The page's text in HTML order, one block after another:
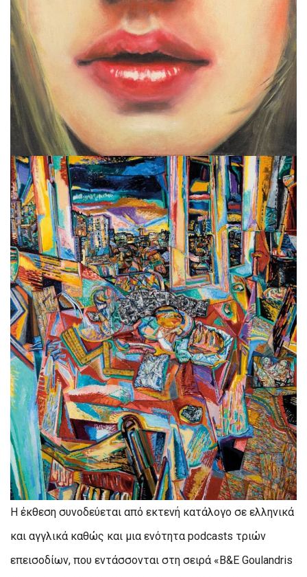
Η έκθεση συνοδεύεται από εκτενή κατάλογο σε ελληνικά
και αγγλικά καθώς και μια ενότητα podcasts τριών
επεισοδίων, που εντάσσονται στη σειρά «B&E Goulandris